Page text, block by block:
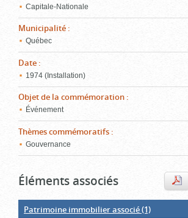
Capitale-Nationale
Municipalité :
Québec
Date :
1974 (Installation)
Objet de la commémoration :
Événement
Thèmes commémoratifs :
Gouvernance
Éléments associés
Patrimoine immobilier associé(1)